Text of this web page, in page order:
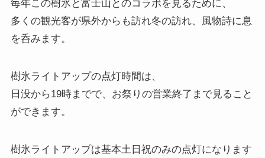
毎年この樹氷と富士山とのコラボを見るために、
多くの観光客が県外からも訪れ冬の訪れ、風物詩に息
を呑みます。
樹氷ライトアップの点灯時間は、
日没から19時までで、お祭りの営業終了まで見ること
ができます。
樹氷ライトアップは基本土日祝のみの点灯になります